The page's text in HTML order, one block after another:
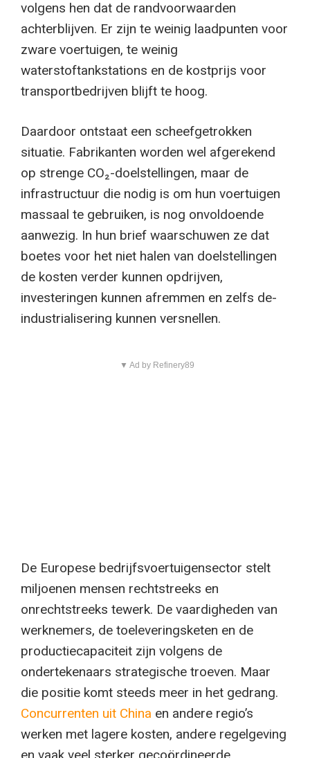
volgens hen dat de randvoorwaarden
achterblijven. Er zijn te weinig laadpunten voor
zware voertuigen, te weinig
waterstoftankstations en de kostprijs voor
transportbedrijven blijft te hoog.
Daardoor ontstaat een scheefgetrokken
situatie. Fabrikanten worden wel afgerekend
op strenge CO₂-doelstellingen, maar de
infrastructuur die nodig is om hun voertuigen
massaal te gebruiken, is nog onvoldoende
aanwezig. In hun brief waarschuwen ze dat
boetes voor het niet halen van doelstellingen
de kosten verder kunnen opdrijven,
investeringen kunnen afremmen en zelfs de-
industrialisering kunnen versnellen.
▼ Ad by Refinery89
De Europese bedrijfsvoertuigensector stelt
miljoenen mensen rechtstreeks en
onrechtstreeks tewerk. De vaardigheden van
werknemers, de toeleveringsketen en de
productiecapaciteit zijn volgens de
ondertekenaars strategische troeven. Maar
die positie komt steeds meer in het gedrang.
Concurrenten uit China en andere regio’s
werken met lagere kosten, andere regelgeving